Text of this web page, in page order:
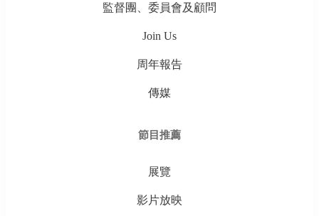
監督團、委員會及顧問
Join Us
周年報告
傳媒
節目推薦
展覽
影片放映